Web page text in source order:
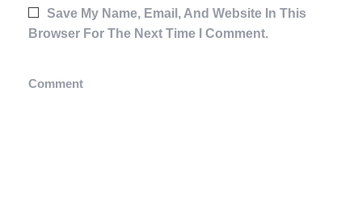
Save My Name, Email, And Website In This
Browser For The Next Time I Comment.
Comment